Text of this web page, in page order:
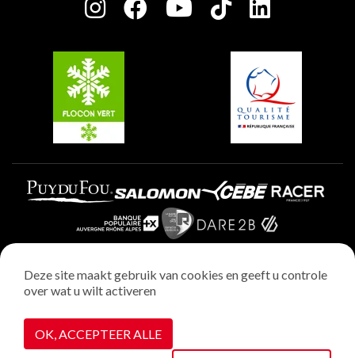
Charter van toegewijde spelers
Plagne Villages
Plagne Aime 2000
Wettelijke vermeldingen
Privacybeleid
Realisatie : StudioJuillet
Cookiebeheer
Deze site maakt gebruik van cookies en geeft u controle
over wat u wilt activeren
OK, ACCEPTEER ALLE